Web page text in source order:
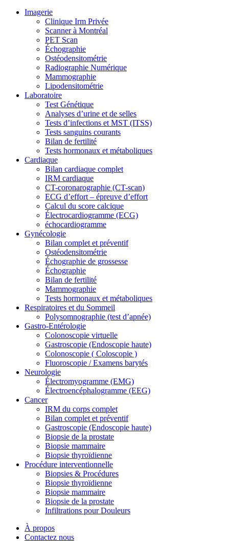
Imagerie
Clinique Irm Privée
Scanner à Montréal
PET Scan
Échographie
Ostéodensitométrie
Radiographie Numérique
Mammographie
Lipodensitométrie
Laboratoire
Test Génétique
Analyses d’urine et de selles
Tests d’infections et MST (ITSS)
Tests sanguins courants
Bilan de fertilité
Tests hormonaux et métaboliques
Cardiaque
Bilan cardiaque complet
IRM cardiaque
CT-coronarographie (CT-scan)
ECG d’effort – épreuve d’effort
Calcul du score calcique
Électrocardiogramme (ECG)
échocardiogramme
Gynécologie
Bilan complet et préventif
Ostéodensitométrie
Échographie de grossesse
Échographie
Bilan de fertilité
Mammographie
Tests hormonaux et métaboliques
Respiratoires et du Sommeil
Polysomnographie (test d’apnée)
Gastro-Entérologie
Colonoscopie virtuelle
Gastroscopie (Endoscopie haute)
Colonoscopie ( Coloscopie )
Fluoroscopie / Examens barytés
Neurologie
Électromyogramme (EMG)
Électroencéphalogramme (EEG)
Cancer
IRM du corps complet
Bilan complet et préventif
Gastroscopie (Endoscopie haute)
Biopsie de la prostate
Biopsie mammaire
Biopsie thyroïdienne
Procédure interventionnelle
Biopsies & Procédures
Biopsie thyroïdienne
Biopsie mammaire
Biopsie de la prostate
Infiltrations pour Douleurs
À propos
Contactez nous